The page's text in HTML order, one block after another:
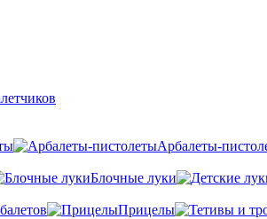
Арбалеты-
Блочные луки
Прицелы